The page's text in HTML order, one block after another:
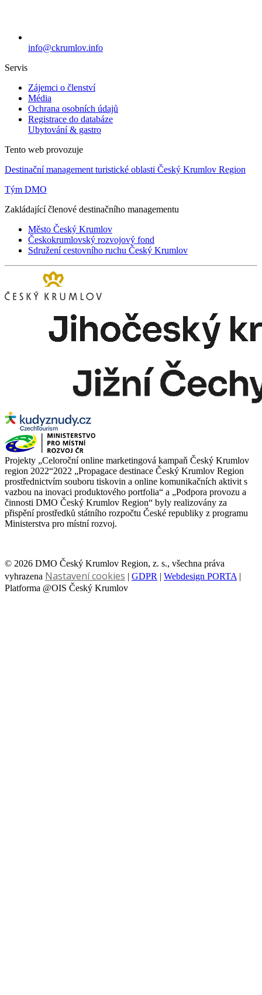
info@ckrumlov.info
Servis
Zájemci o členství
Média
Ochrana osobních údajů
Registrace do databáze
Ubytování & gastro
Tento web provozuje
Destinační management turistické oblasti Český Krumlov Region
Tým DMO
Zakládající členové destinačního managementu
Město Český Krumlov
Českokrumlovský rozvojový fond
Sdružení cestovního ruchu Český Krumlov
Projekty „Celoroční online marketingová kampaň Český Krumlov
region 2022“2022 „Propagace destinace Český Krumlov Region
prostřednictvím souboru tiskovin a online komunikačních aktivit s
vazbou na inovaci produktového portfolia“ a „Podpora provozu a
činnosti DMO Český Krumlov Region“ byly realizovány za
přispění prostředků státního rozpočtu České republiky z programu
Ministerstva pro místní rozvoj.
© 2026 DMO Český Krumlov Region, z. s., všechna práva
vyhrazena Nastavení cookies | GDPR | Webdesign PORTA |
Platforma @OIS Český Krumlov